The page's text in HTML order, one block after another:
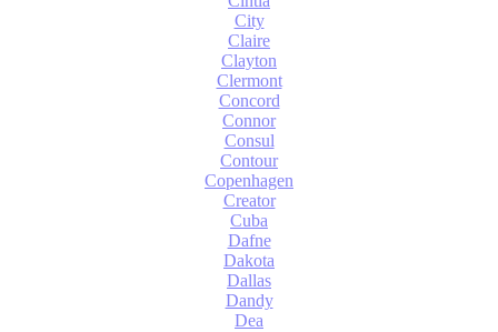
City
Claire
Clayton
Clermont
Concord
Connor
Consul
Contour
Copenhagen
Creator
Cuba
Dafne
Dakota
Dallas
Dandy
Dea